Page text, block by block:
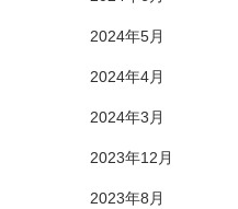
2024年5月
2024年4月
2024年3月
2023年12月
2023年8月